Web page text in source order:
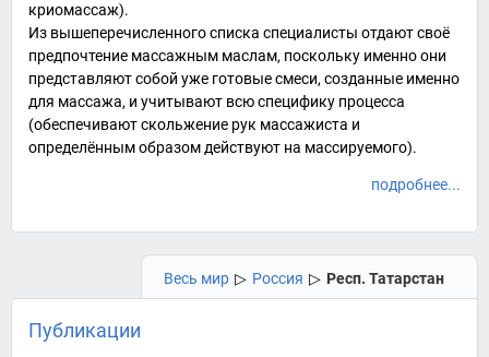
криомассаж).
Из вышеперечисленного списка специалисты отдают своё
предпочтение массажным маслам, поскольку именно они
представляют собой уже готовые смеси, созданные именно
для массажа, и учитывают всю специфику процесса
(обеспечивают скольжение рук массажиста и
определённым образом действуют на массируемого).
подробнее...
Весь мир ▷ Россия ▷ Респ. Татарстан
Публикации